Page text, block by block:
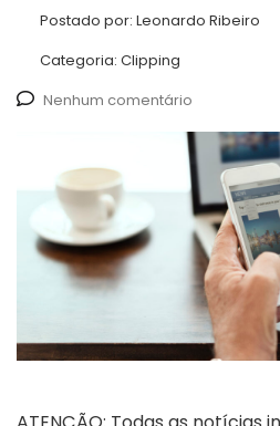
Postado por: Leonardo Ribeiro
Categoria: Clipping
Nenhum comentário